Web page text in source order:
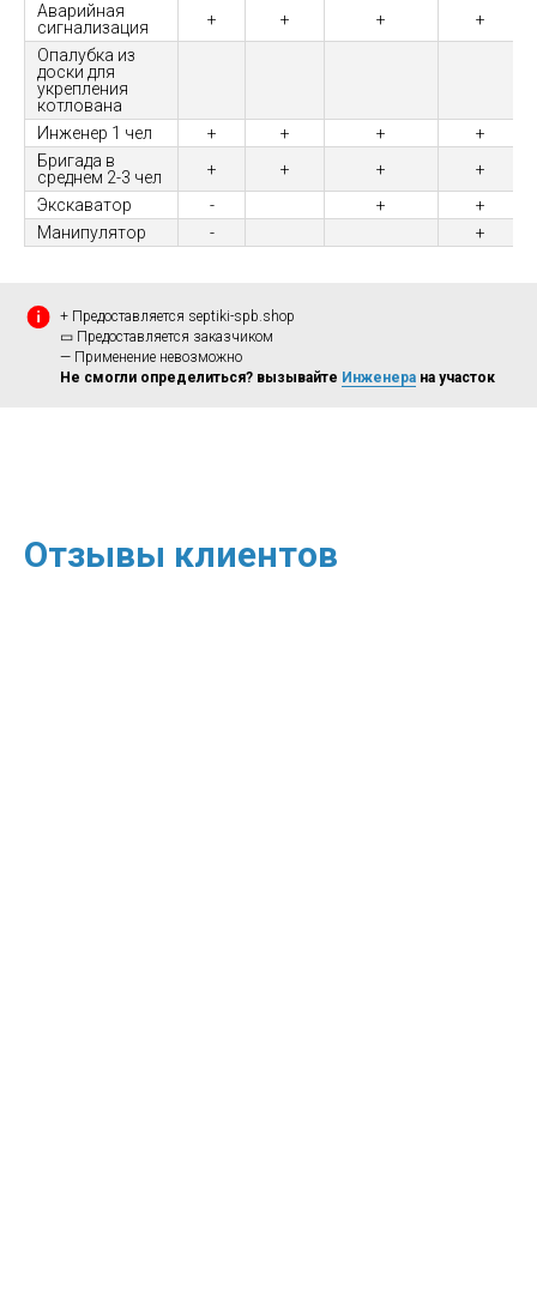
Аварийная
сигнализация
+ + +
+
Опалубка из
доски для
укрепления
котлована
Инженер 1 чел
+ + +
+
Бригада в
среднем 2-3 чел
+ + +
+
Экскаватор
- +
+
Манипулятор
- +
+ Предоставляется septiki-spb.shop
▭ Предоставляется заказчиком
— Применение невозможно
Не смогли определиться? вызывайте Инженера на участок
Отзывы клиентов